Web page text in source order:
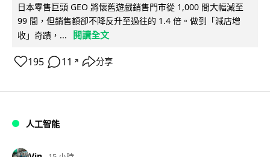
日本零售巨頭 GEO 將懷舊遊戲銷售門市從 1,000 間大幅減至
99 間，但銷售額卻不降反升至過往的 1.4 倍。做到「減店增
收」奇蹟，...
閱讀全文
195 11 ↗ 分享
人工智能